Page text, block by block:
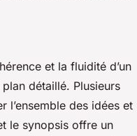
et la fluidité d’un
détaillé. Plusieurs
l’ensemble des idées et
le synopsis offre un